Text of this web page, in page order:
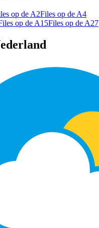
op de A2Files op de A4
op de A15Files op de A27